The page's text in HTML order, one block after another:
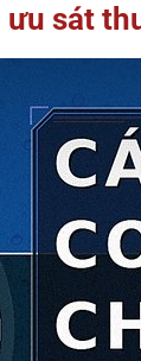
ưu sát